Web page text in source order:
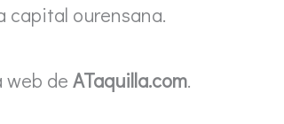
capital ourensana.
web de ATaquilla.com.